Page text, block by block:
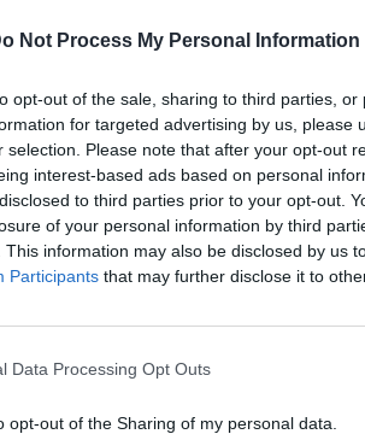
Not Process My Personal Information
opt-out of the sale, sharing to third parties,
for targeted advertising by us, please
selection. Please note that after your opt-out
interest-based ads based on personal
to third parties prior to your opt-out.
of your personal information by third
This information may also be disclosed by us
Participants that may further disclose it to
Data Processing Opt Outs
opt-out of the Sharing of my personal data.
οι αγκινάρες
Η μέτρια αγκινάρα
πιο νόστιμο λαδερό γεύμα:
ή 10 φρέσκες
κυβάκια